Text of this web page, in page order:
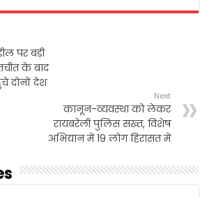
r
पर बड़ी
के बाद
दोनों देश
Next
कानून-व्यवस्था को लेकर
रायबरेली पुलिस सख्त, विशेष
अभियान में 19 लोग हिरासत में